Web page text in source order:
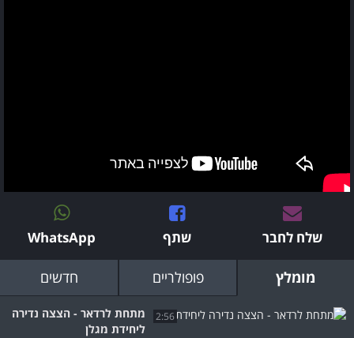
שלח לחבר שתף WhatsApp
מומלץ פופולריים חדשים
2:56
מתחת לרדאר - הצצה נדירה
ליחידת מגלן